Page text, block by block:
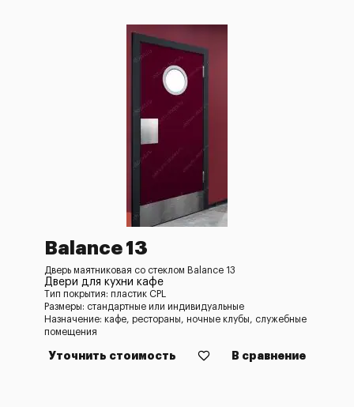
Balance 13
Дверь маятниковая со стеклом Balance 13
Двери для кухни кафе
Тип покрытия: пластик CPL
Размеры: стандартные или индивидуальные
Назначение: кафе, рестораны, ночные клубы, служебные
помещения
Уточнить стоимость В сравнение